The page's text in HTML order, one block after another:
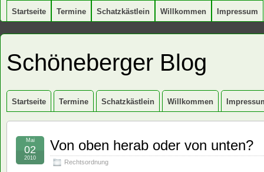
Startseite Termine Schatzkästlein Willkommen Impressum
Schöneberger Blog
Startseite Termine Schatzkästlein Willkommen
Von oben herab oder von unten?
Rechtsordnung
Mai
02
2010